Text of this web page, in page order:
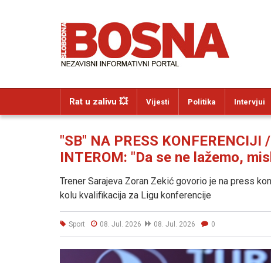
Rat u zalivu 💥 Vijesti Politika Intervjui
"SB" NA PRESS KONFERENCIJI
INTEROM: "Da se ne lažemo,
Trener Sarajeva Zoran Zekić govorio je na press
kolu kvalifikacija za Ligu konferencije
Sport 08. Jul. 2026 08. Jul. 2026 0